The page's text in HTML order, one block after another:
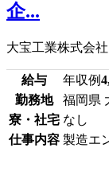
企...
大宝工業株式会社
給与 年収例
勤務地
福岡県
寮・社宅 なし
仕事内容 製造エ